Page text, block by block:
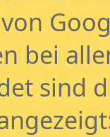
bei
sind